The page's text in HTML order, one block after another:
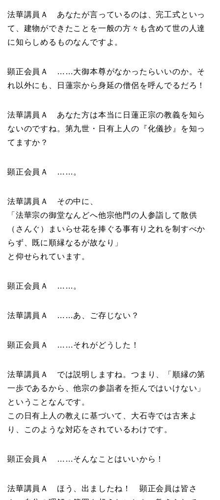
法華講員Ａ あなたが言っているのは、完工式といっ
て、建物ができたことを一般の方々も含めて世の人達
に知らしめるものなんですよ。
顕正会員Ａ ……大御本尊がなかったらいいのか。そ
れ以外にも、日蓮宗から身延の僧侶を呼んでるだろ！
法華講員Ａ あなた方は本当に日蓮正宗の教義を知ら
ないのですね。第九世・日有上人の『化儀抄』を知っ
てますか？
顕正会員Ａ ……。
法華講員Ａ その中に、
「法華宗の御堂なんどへ他宗他門の人参詣して散供
（さんぐ）まいらせ花を捧ぐる事有り之れを制すべか
らず、既に順縁なるが故なり」
と仰せられています。
顕正会員Ａ ……。
法華講員Ａ ……あ、ご存じない？
顕正会員Ａ ……それがどうした！
法華講員Ａ では説明しますね。つまり、「順縁の第
一歩であるから、他宗の参詣者を拒んではいけない」
ということなんです。
この日有上人の教えに基づいて、大石寺では古来よ
り、このような対応をされているわけです。
顕正会員Ａ ……そんなことはいいから！
法華講員Ａ ほう、出ましたね！ 顕正会員は皆さ